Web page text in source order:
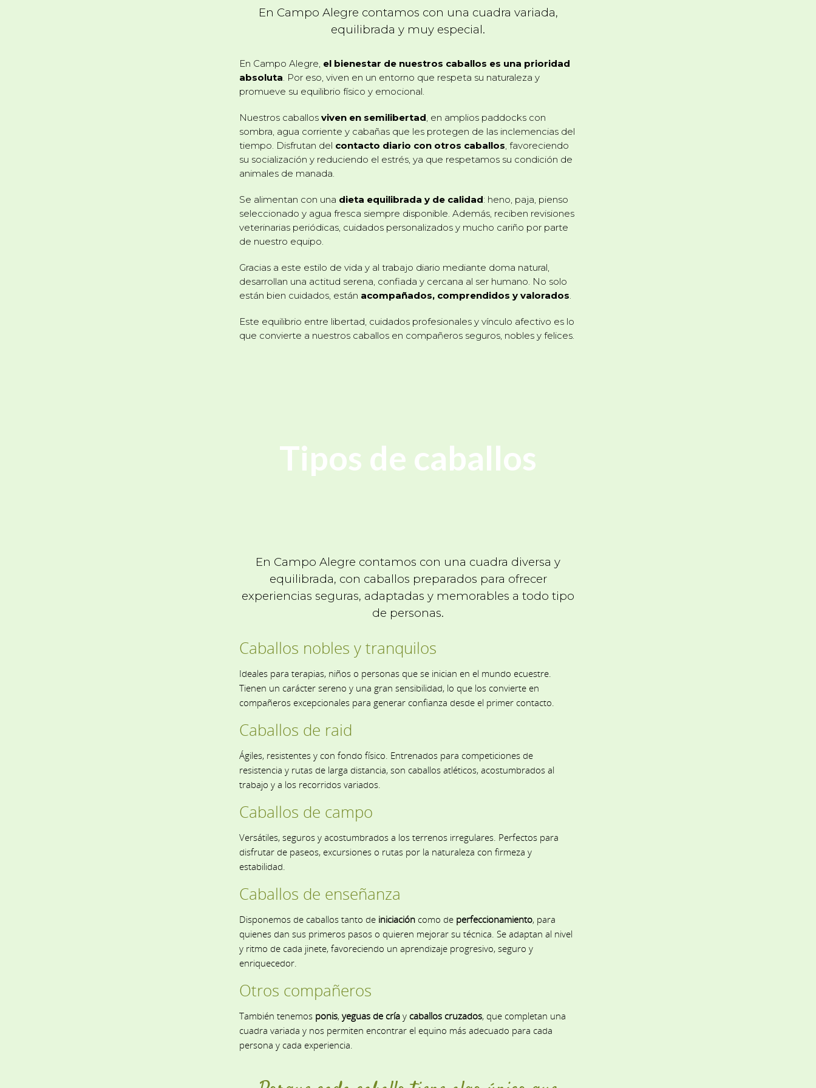
En Campo Alegre contamos con una cuadra variada,
equilibrada y muy especial.
En Campo Alegre, el bienestar de nuestros caballos es una prioridad
absoluta. Por eso, viven en un entorno que respeta su naturaleza y
promueve su equilibrio físico y emocional.
Nuestros caballos viven en semilibertad, en amplios paddocks con
sombra, agua corriente y cabañas que les protegen de las inclemencias del
tiempo. Disfrutan del contacto diario con otros caballos, favoreciendo
su socialización y reduciendo el estrés, ya que respetamos su condición de
animales de manada.
Se alimentan con una dieta equilibrada y de calidad: heno, paja, pienso
seleccionado y agua fresca siempre disponible. Además, reciben revisiones
veterinarias periódicas, cuidados personalizados y mucho cariño por parte
de nuestro equipo.
Gracias a este estilo de vida y al trabajo diario mediante doma natural,
desarrollan una actitud serena, confiada y cercana al ser humano. No solo
están bien cuidados, están acompañados, comprendidos y valorados.
Este equilibrio entre libertad, cuidados profesionales y vínculo afectivo es lo
que convierte a nuestros caballos en compañeros seguros, nobles y felices.
Tipos de caballos
En Campo Alegre contamos con una cuadra diversa y
equilibrada, con caballos preparados para ofrecer
experiencias seguras, adaptadas y memorables a todo tipo
de personas.
Caballos nobles y tranquilos
Ideales para terapias, niños o personas que se inician en el mundo ecuestre.
Tienen un carácter sereno y una gran sensibilidad, lo que los convierte en
compañeros excepcionales para generar confianza desde el primer contacto.
Caballos de raid
Ágiles, resistentes y con fondo físico. Entrenados para competiciones de
resistencia y rutas de larga distancia, son caballos atléticos, acostumbrados al
trabajo y a los recorridos variados.
Caballos de campo
Versátiles, seguros y acostumbrados a los terrenos irregulares. Perfectos para
disfrutar de paseos, excursiones o rutas por la naturaleza con firmeza y
estabilidad.
Caballos de enseñanza
Disponemos de caballos tanto de iniciacióncomo de perfeccionamiento, para
quienes dan sus primeros pasos o quieren mejorar su técnica. Se adaptan al nivel
y ritmo de cada jinete, favoreciendo un aprendizaje progresivo, seguro y
enriquecedor.
Otros compañeros
También tenemos ponis, yeguas de críay caballos cruzados, que completan una
cuadra variada y nos permiten encontrar el equino más adecuado para cada
persona y cada experiencia.